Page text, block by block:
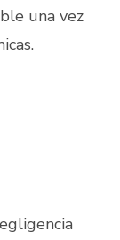
una vez